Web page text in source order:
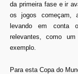
da primeira fase e ir
os jogos começam,
levando em conta
relevantes, como
exemplo.
Para esta Copa do